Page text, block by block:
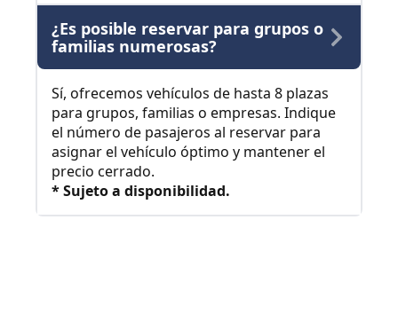
¿Es posible reservar para grupos o
familias numerosas?
Sí, ofrecemos vehículos de hasta 8 plazas
para grupos, familias o empresas. Indique
el número de pasajeros al reservar para
asignar el vehículo óptimo y mantener el
precio cerrado.
* Sujeto a disponibilidad.